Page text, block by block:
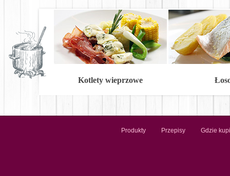
Kotlety wieprzowe
Produkty Przepisy Gdzie